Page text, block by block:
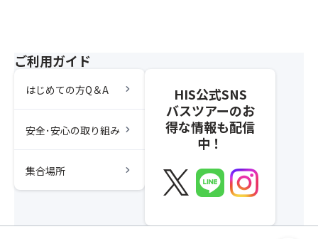
ご利用ガイド
はじめての方Q＆A chevron_right
安全･安心の取り組み chevron_right
集合場所 chevron_right
HIS公式SNS
バスツアーのお
得な情報も配信
中！